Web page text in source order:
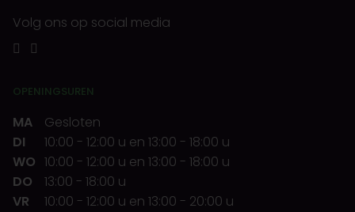
Volg ons op social media
OPENINGSUREN
MA
Gesloten
DI
10:00 - 12:00 u en 13:00 - 18:00 u
WO 10:00 - 12:00 u en 13:00 - 18:00 u
DO
13:00 - 18:00 u
VR
10:00 - 12:00 u en 13:00 - 20:00 u